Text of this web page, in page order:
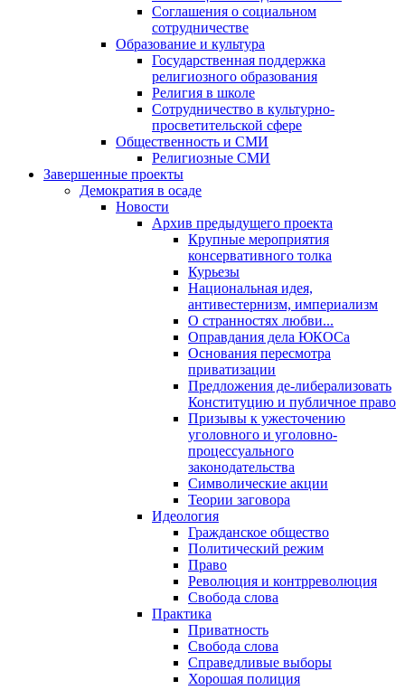
Соглашения о социальном
сотрудничестве
Образование и культура
Государственная поддержка
религиозного образования
Религия в школе
Сотрудничество в культурно-
просветительской сфере
Общественность и СМИ
Религиозные СМИ
Завершенные проекты
Демократия в осаде
Новости
Архив предыдущего проекта
Крупные мероприятия
консервативного толка
Курьезы
Национальная идея,
антивестернизм, империализм
О странностях любви...
Оправдания дела ЮКОСа
Основания пересмотра
приватизации
Предложения де-либерализовать
Конституцию и публичное право
Призывы к ужесточению
уголовного и уголовно-
процессуального
законодательства
Символические акции
Теории заговора
Идеология
Гражданское общество
Политический режим
Право
Революция и контрреволюция
Свобода слова
Практика
Приватность
Свобода слова
Справедливые выборы
Хорошая полиция